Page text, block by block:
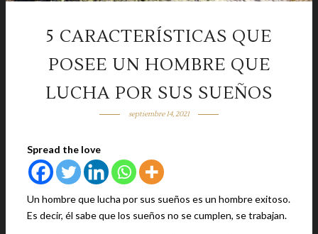
5 CARACTERÍSTICAS QUE
POSEE UN HOMBRE QUE
LUCHA POR SUS SUEÑOS
septiembre 14, 2021
Spread the love
Un hombre que lucha por sus sueños es un hombre exitoso.
Es decir, él sabe que los sueños no se cumplen, se trabajan.